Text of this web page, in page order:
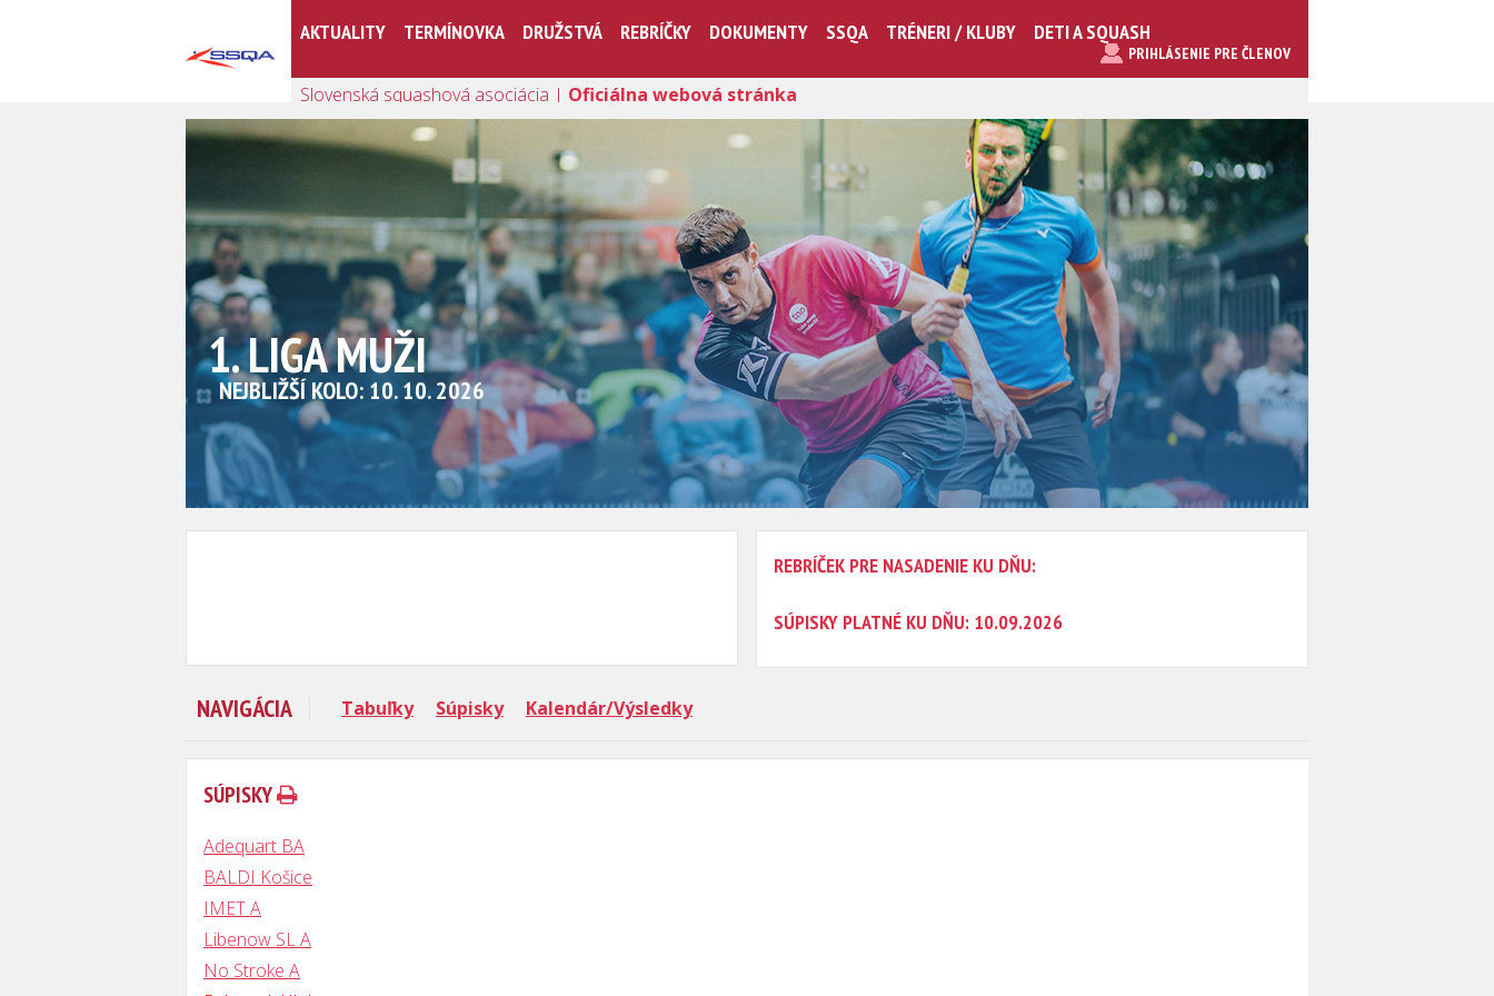
AKTUALITY TERMÍNOVKA DRUŽSTVÁ REBRÍČKY DOKUMENTY SSQA TRÉNERI / KLUBY DETI A SQUASH
PRIHLÁSENIE PRE ČLENOV
Slovenská squashová asociácia | Oficiálna webová stránka
1. LIGA MUŽI
NEJBLIŽŠÍ KOLO: 10. 10. 2026
REBRÍČEK PRE NASADENIE KU DŇU:
SÚPISKY PLATNÉ KU DŇU: 10.09.2026
NAVIGÁCIA Tabuľky Súpisky Kalendár/Výsledky
SÚPISKY
Adequart BA
BALDI Košice
IMET A
Libenow SL A
No Stroke A